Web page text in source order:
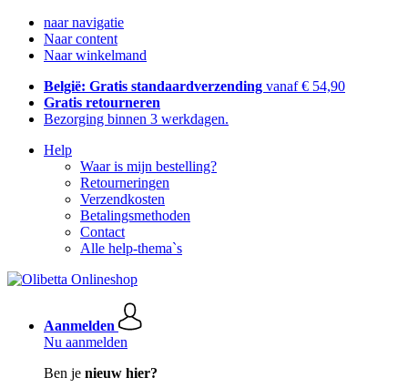
naar navigatie
Naar content
Naar winkelmand
België: Gratis standaardverzending vanaf € 54,90
Gratis retourneren
Bezorging binnen 3 werkdagen.
Help
Waar is mijn bestelling?
Retourneringen
Verzendkosten
Betalingsmethoden
Contact
Alle help-thema`s
Aanmelden
Nu aanmelden
Ben je nieuw hier?